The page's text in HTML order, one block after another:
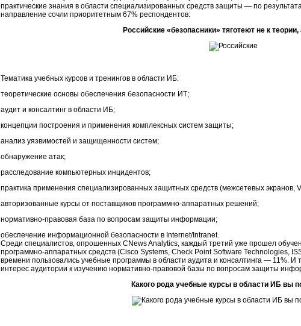
практические знания в области специализированных средств защиты — по
направление сочли приоритетным 67% респондентов:
Российские «безопасники» тяготеют не к теории,
Тематика учебных курсов и тренингов в области ИБ:
теоретические основы обеспечения безопасности ИТ;
аудит и консалтинг в области ИБ;
концепции построения и применения комплексных систем защиты;
анализ уязвимостей и защищенности систем;
обнаружение атак;
расследование компьютерных инцидентов;
практика применения специализированных защитных средств (межсетевых экранов,
авторизованные курсы от поставщиков программно-аппаратных решений;
нормативно-правовая база по вопросам защиты информации;
обеспечение информационной безопасности в Internet/Intranet.
Среди специалистов, опрошенных CNews Analytics, каждый третий уже прошел
программно-аппаратных средств (Cisco Systems, Check Point Software Technologies,
времени пользовались учебные программы в области аудита и консалтинга — 11%. И
интерес аудитории к изучению нормативно-правовой базы по вопросам защиты
Какого рода учебные курсы в области ИБ вы